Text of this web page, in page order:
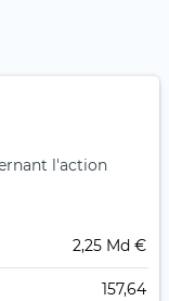
l'action
2,25 Md €
157,64